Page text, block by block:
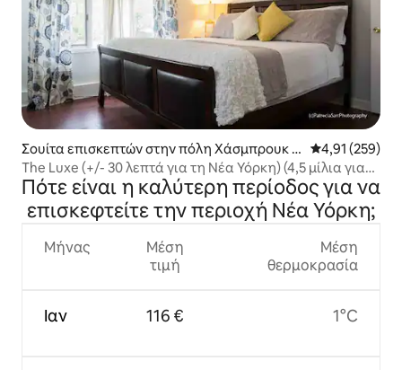
Σουίτα επισκεπτών στην πόλη Χάσμπρουκ Χ
άιτς
Μέση
4,91 (259)
The Luxe (+/- 30 λεπτά για τη Νέα Υόρκη) (4,5 μίλια για
τη MetLife)
Πότε είναι η καλύτερη περίοδος για να
επισκεφτείτε την περιοχή Νέα Υόρκη;
Μήνας
Ιαν
Μέση
τιμή
116 €
Μέση
θερμοκρασία
1°C